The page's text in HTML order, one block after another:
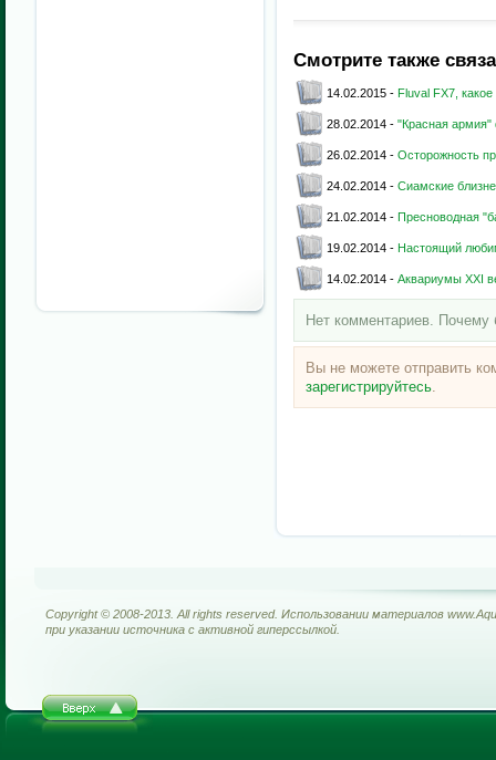
Смотрите также
14.02.2015 - Fluval FX7,
28.02.2014 - "Красная
26.02.2014 - Осторожность
24.02.2014 - Сиамские
21.02.2014 - Пресноводная
19.02.2014 - Настоящий
14.02.2014 - Аквариумы XXI
Нет комментариев.
Вы не можете отправить
зарегистрируйтесь.
Copyright © 2008-2013. All rights reserved. Использовании материалов
при указании источника с активной гиперссылкой.